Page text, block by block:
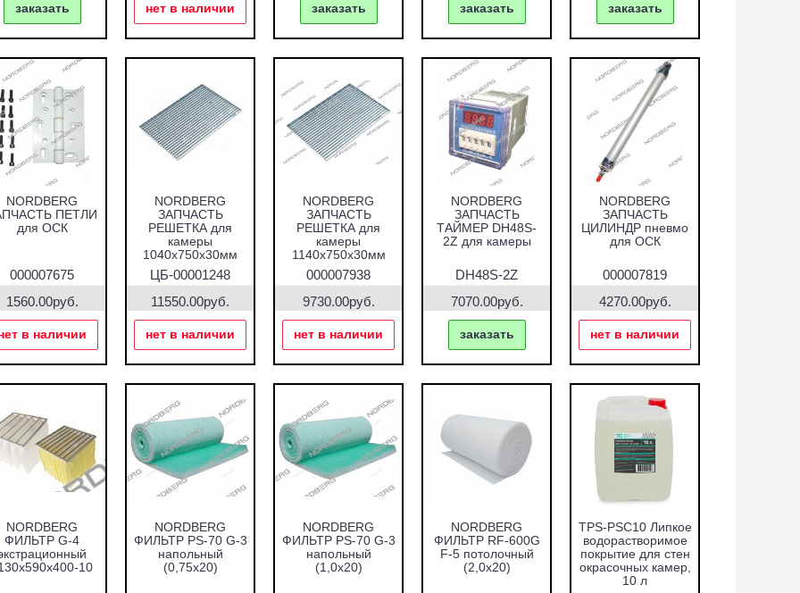
заказать нет в наличии заказать заказать заказать
NORDBERG
ПЕТЛИ
для ОСК
000007675
1560.00руб.
в наличии
NORDBERG
ЗАПЧАСТЬ
РЕШЕТКА для
камеры
1040х750х30мм
ЦБ-00001248
11550.00руб.
нет в наличии
NORDBERG
ЗАПЧАСТЬ
РЕШЕТКА для
камеры
1140х750х30мм
000007938
9730.00руб.
нет в наличии
NORDBERG
ЗАПЧАСТЬ
ТАЙМЕР DH48S-
2Z для камеры
DH48S-2Z
7070.00руб.
заказать
NORDBERG
ЗАПЧАСТЬ
ЦИЛИНДР пневмо
для ОСК
000007819
4270.00руб.
нет в наличии
NORDBERG
ФИЛЬТР G-4
10
NORDBERG
ФИЛЬТР PS-70 G-3
напольный
(0,75х20)
NORDBERG
ФИЛЬТР PS-70 G-3
напольный
(1,0х20)
NORDBERG
ФИЛЬТР RF-600G
F-5 потолочный
(2,0х20)
TPS-PSC10 Липкое
водорастворимое
покрытие для стен
окрасочных камер,
10 л